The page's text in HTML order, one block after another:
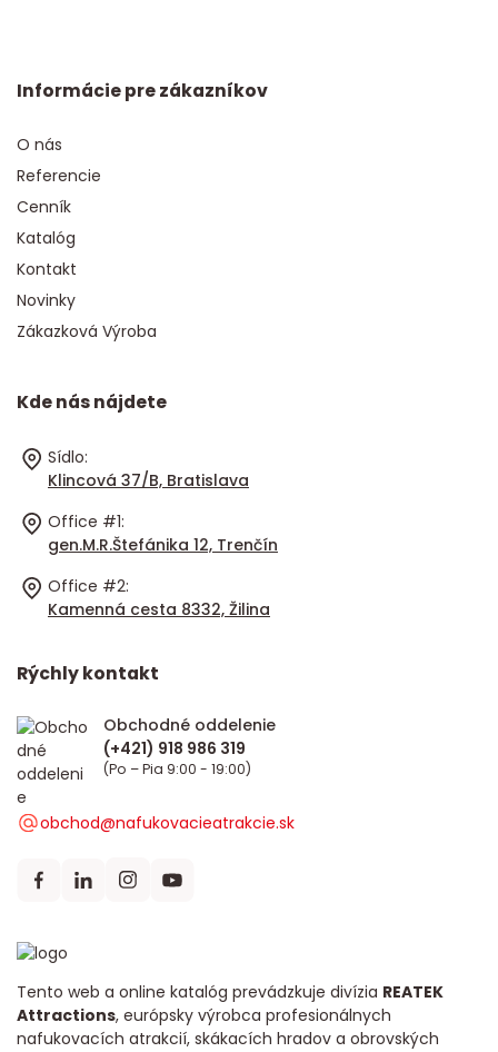
Informácie pre zákazníkov
O nás
Referencie
Cenník
Katalóg
Kontakt
Novinky
Zákazková Výroba
Kde nás nájdete
Sídlo:
Klincová 37/B, Bratislava
Office #1:
gen.M.R.Štefánika 12, Trenčín
Office #2:
Kamenná cesta 8332, Žilina
Tento web a online katalóg prevádzkuje divízia REATEK
Attractions, európsky výrobca profesionálnych
nafukovacích atrakcií, skákacích hradov a obrovských
Rýchly kontakt
Obchodné oddelenie
(Po – Pia 9:00 - 19:00)
obchod@nafukovacieatrakcie.sk